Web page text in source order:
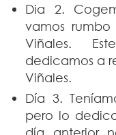
Dia 2.
vamos
Viñales.
dedicamos a
Viñales.
Día 3.
pero lo
día anterior